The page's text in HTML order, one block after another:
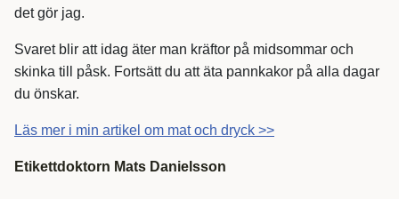
det gör jag.
Svaret blir att idag äter man kräftor på midsommar och
skinka till påsk. Fortsätt du att äta pannkakor på alla dagar
du önskar.
Läs mer i min artikel om mat och dryck >>
Etikettdoktorn Mats Danielsson